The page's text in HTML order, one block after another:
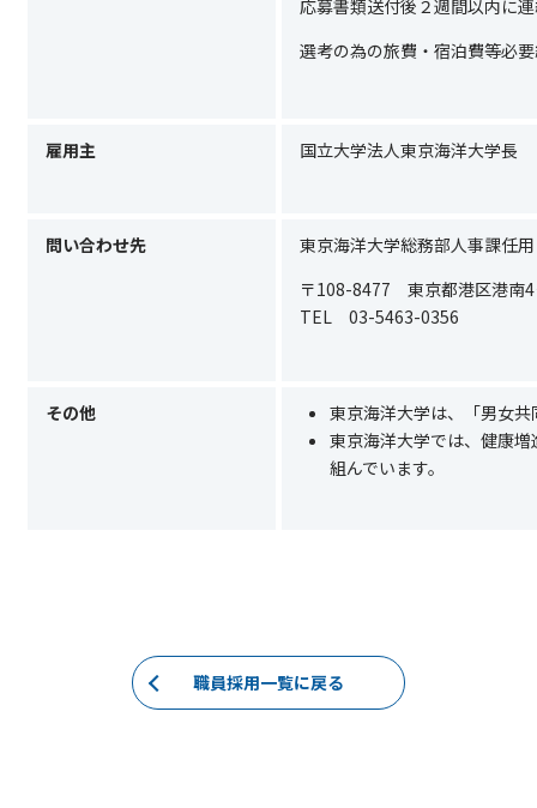
応募書類送付後２週間以内に
選考の為の旅費・宿泊費等必
雇用主 国立大学法人東京海洋大学長
問い合わせ先
東京海洋大学総務部人事課任
〒108-8477 東京都港区港南4
TEL
03-5463-0356
その他
東京海洋大学は、「男女
東京海洋大学では、健康
組んでいます。
職員採用一覧に戻る